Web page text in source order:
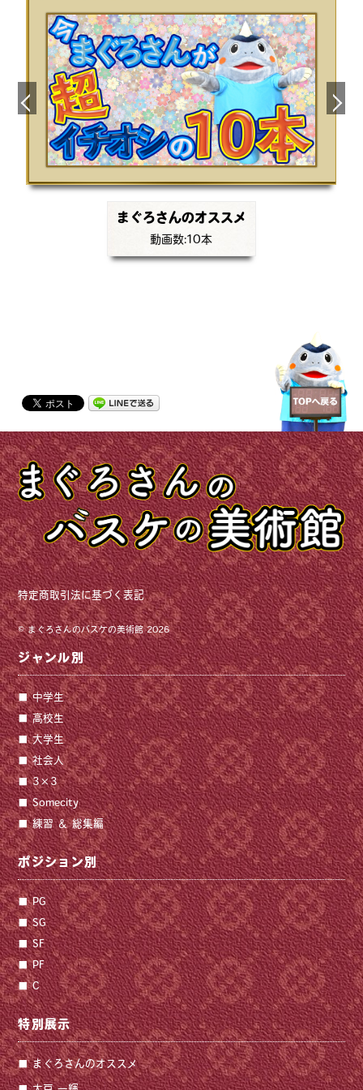
まぐろさんのオススメ
動画数:10本
特定商取引法に基づく表記
©まぐろさんのバスケの美術館2026
ジャンル別
中学生
高校生
大学生
社会人
3×3
Somecity
練習 ＆ 総集編
ポジション別
PG
SG
SF
PF
C
特別展示
まぐろさんのオススメ